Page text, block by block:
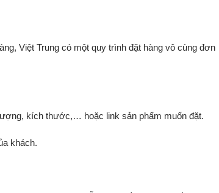
Việt Trung có một quy trình đặt hàng vô cùng đơn
kích thước,… hoặc link sản phẩm muốn đặt.
khách.